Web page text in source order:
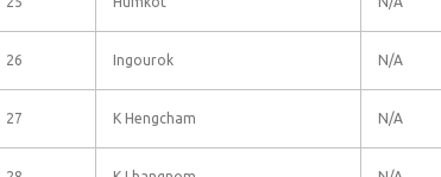
26 Ingourok N/A
27 K Hengcham N/A